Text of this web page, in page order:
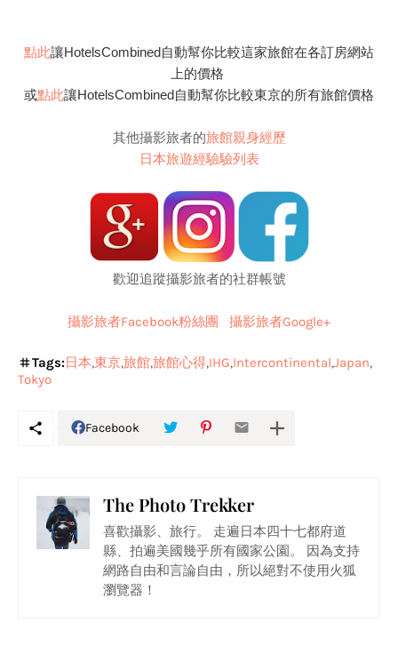
點此讓HotelsCombined自動幫你比較這家旅館在各訂房網站
上的價格
或點此讓HotelsCombined自動幫你比較東京的所有旅館價格
其他攝影旅者的旅館親身經歷
日本旅遊經驗驗列表
歡迎追蹤攝影旅者的社群帳號
攝影旅者Facebook粉絲團 攝影旅者Google+
Tags:日本 東京旅館旅館心得 IHG Intercontinental Japan
Tokyo
Facebook
The Photo Trekker
喜歡攝影、旅行。 走遍日本四十七都府道
縣、拍遍美國幾乎所有國家公園。 因為支持
網路自由和言論自由，所以絕對不使用火狐
瀏覽器！